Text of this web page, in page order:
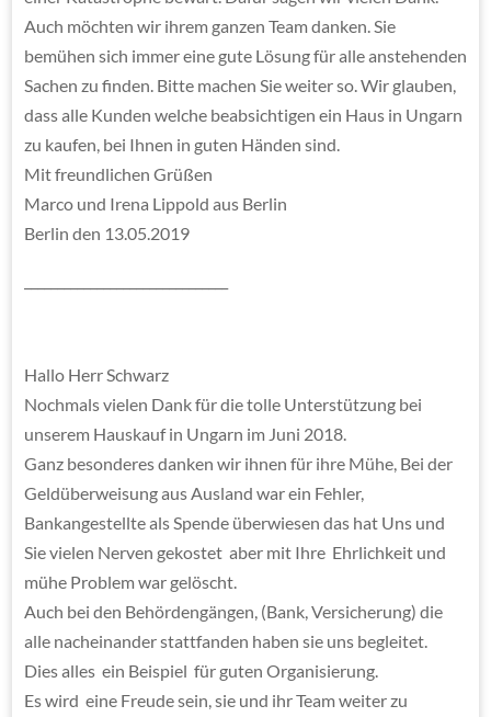
Auch möchten wir ihrem ganzen Team danken. Sie
bemühen sich immer eine gute Lösung für alle anstehenden
Sachen zu finden. Bitte machen Sie weiter so. Wir glauben,
dass alle Kunden welche beabsichtigen ein Haus in Ungarn
zu kaufen, bei Ihnen in guten Händen sind.
Mit freundlichen Grüßen
Marco und Irena Lippold aus Berlin
Berlin den 13.05.2019
Hallo Herr Schwarz
Nochmals vielen Dank für die tolle Unterstützung bei
unserem Hauskauf in Ungarn im Juni 2018.
Ganz besonderes danken wir ihnen für ihre Mühe, Bei der
Geldüberweisung aus Ausland war ein Fehler,
Bankangestellte als Spende überwiesen das hat Uns und
Sie vielen Nerven gekostet aber mit Ihre Ehrlichkeit und
mühe Problem war gelöscht.
Auch bei den Behördengängen, (Bank, Versicherung) die
alle nacheinander stattfanden haben sie uns begleitet.
Dies alles ein Beispiel für guten Organisierung.
Es wird eine Freude sein, sie und ihr Team weiter zu